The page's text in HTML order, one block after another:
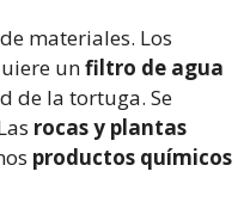
materiales. Los
unfiltro de agua
de la tortuga. Se
rocas y plantas
productos químicos